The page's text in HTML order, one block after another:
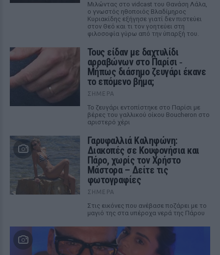
Μιλώντας στο vidcast του Θανάση Λάλα,
ο γνωστός ηθοποιός Βλαδίμηρος
Κυριακίδης εξήγησε γιατί δεν πιστεύει
στον Θεό και τι τον γοητεύει στη
φιλοσοφία γύρω από την ύπαρξή του.
Τους είδαν με δαχτυλίδι
αρραβώνων στο Παρίσι ‑
Μήπως διάσημο ζευγάρι έκανε
το επόμενο βήμα;
ΣΉΜΕΡΑ
Το ζευγάρι εντοπίστηκε στο Παρίσι με
βέρες του γαλλικού οίκου Boucheron στο
αριστερό χέρι
Γαρυφαλλιά Καληφώνη:
Διακοπές σε Κουφονήσια και
Πάρο, χωρίς τον Χρήστο
Μάστορα – Δείτε τις
φωτογραφίες
ΣΉΜΕΡΑ
Στις εικόνες που ανέβασε ποζάρει με το
μαγιό της στα υπέροχα νερά της Πάρου